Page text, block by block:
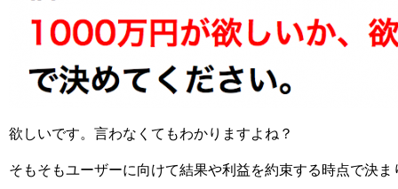
欲しいです。言わなくてもわかりますよね？
そもそもユーザーに向けて結果や利益を約束する時点で決